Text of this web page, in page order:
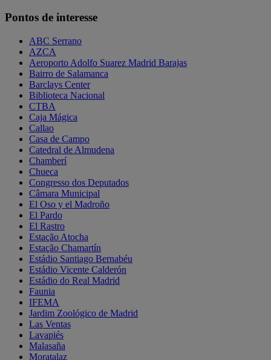
Pontos de interesse
ABC Serrano
AZCA
Aeroporto Adolfo Suarez Madrid Barajas
Bairro de Salamanca
Barclays Center
Biblioteca Nacional
CTBA
Caja Mágica
Callao
Casa de Campo
Catedral de Almudena
Chamberí
Chueca
Congresso dos Deputados
Câmara Municipal
El Oso y el Madroño
El Pardo
El Rastro
Estação Atocha
Estação Chamartín
Estádio Santiago Bernabéu
Estádio Vicente Calderón
Estádio do Real Madrid
Faunia
IFEMA
Jardim Zoológico de Madrid
Las Ventas
Lavapiés
Malasaña
Moratalaz